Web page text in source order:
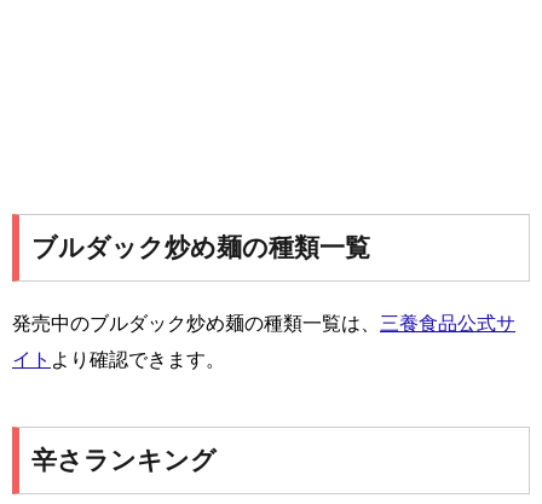
ブルダック炒め麺の種類一覧
発売中のブルダック炒め麺の種類一覧は、 三養食品公式サ
イト より確認できます。
辛さランキング